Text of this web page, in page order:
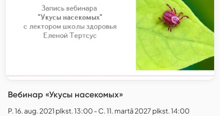
Вебинар «Укусы насекомых»
P. 16. aug. 2021 plkst. 13:00 - C. 11. martā 2027 plkst. 14:00